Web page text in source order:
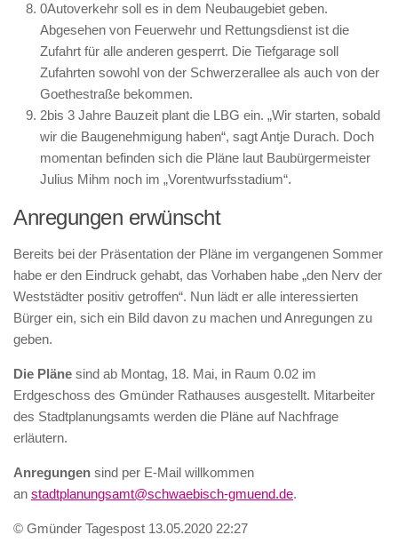
0Autoverkehr soll es in dem Neubaugebiet geben.
Abgesehen von Feuerwehr und Rettungsdienst ist die
Zufahrt für alle anderen gesperrt. Die Tiefgarage soll
Zufahrten sowohl von der Schwerzerallee als auch von der
Goethestraße bekommen.
2bis 3 Jahre Bauzeit plant die LBG ein. „Wir starten, sobald
wir die Baugenehmigung haben“, sagt Antje Durach. Doch
momentan befinden sich die Pläne laut Baubürgermeister
Julius Mihm noch im „Vorentwurfsstadium“.
Anregungen erwünscht
Bereits bei der Präsentation der Pläne im vergangenen Sommer
habe er den Eindruck gehabt, das Vorhaben habe „den Nerv der
Weststädter positiv getroffen“. Nun lädt er alle interessierten
Bürger ein, sich ein Bild davon zu machen und Anregungen zu
geben.
Die Pläne sind ab Montag, 18. Mai, in Raum 0.02 im
Erdgeschoss des Gmünder Rathauses ausgestellt. Mitarbeiter
des Stadtplanungsamts werden die Pläne auf Nachfrage
erläutern.
Anregungen sind per E-Mail willkommen
an stadtplanungsamt@schwaebisch-gmuend.de.
© Gmünder Tagespost 13.05.2020 22:27